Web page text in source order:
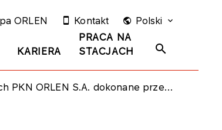
KARIERA
PRACA NA
STACJACH
ORLEN Kontakt Polski
przez osobę blisko związaną z Prezesem Zarządu Spółki